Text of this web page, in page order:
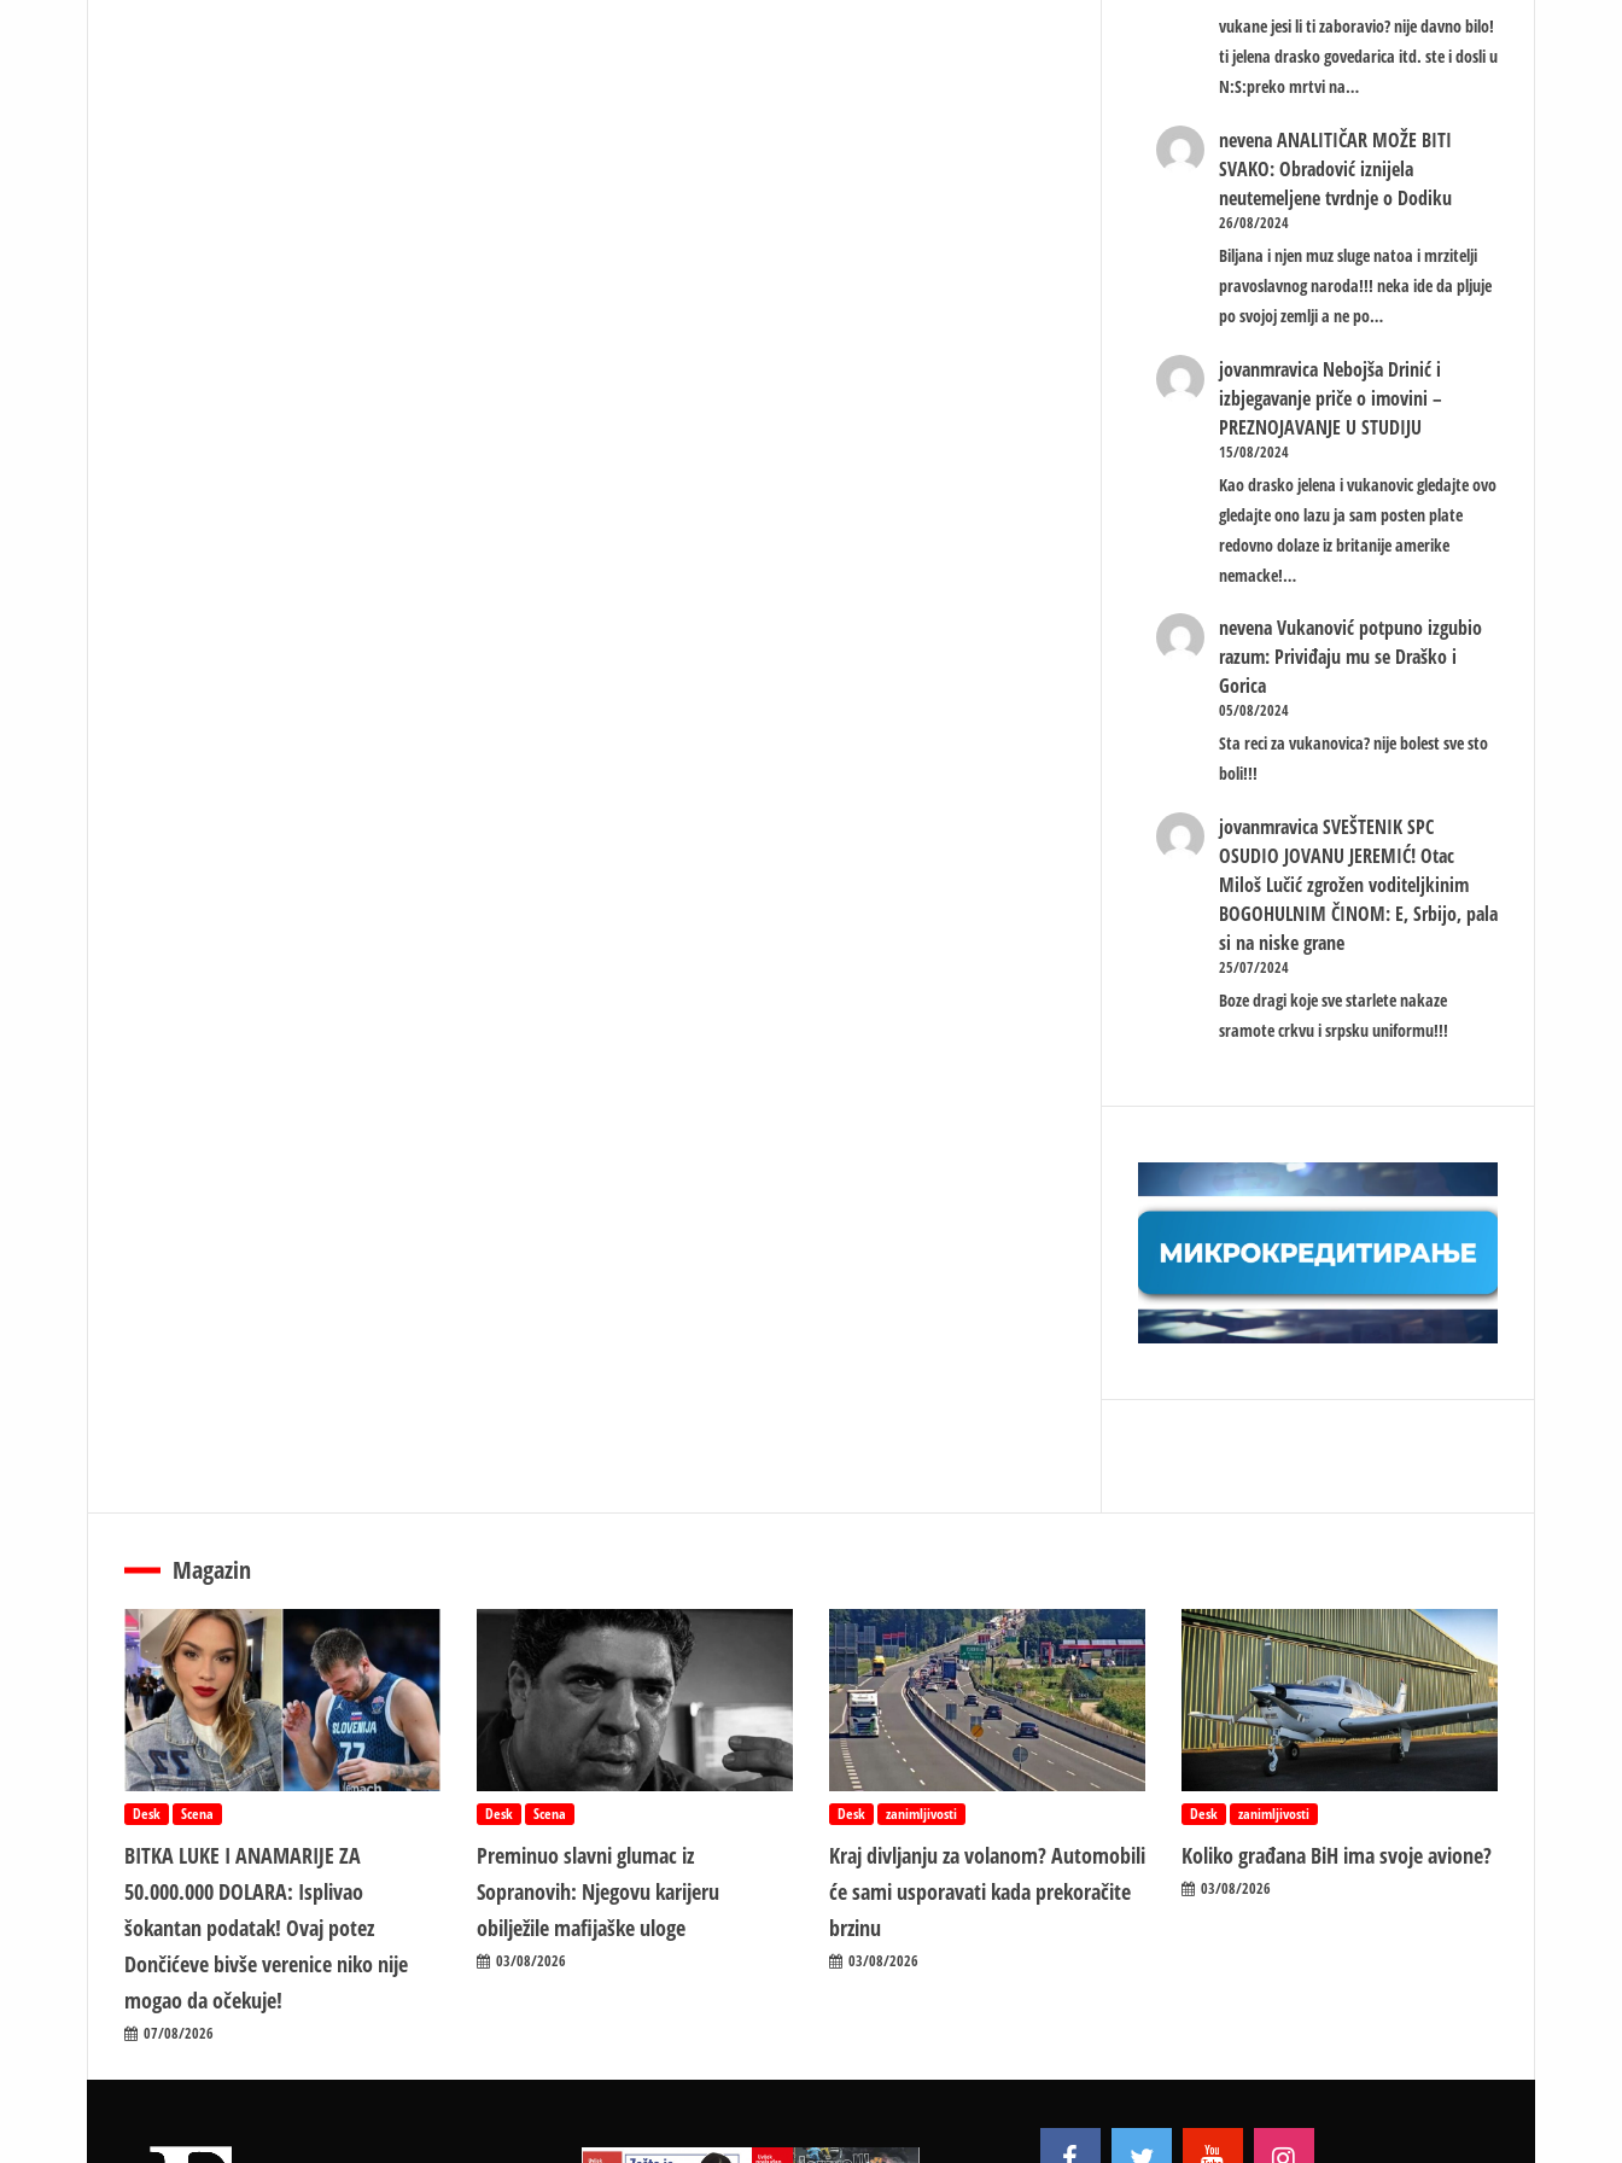
vukane jesi li ti zaboravio? nije davno bilo!
ti jelena drasko govedarica itd. ste i dosli u
N:S:preko mrtvi na…
nevena ANALITIČAR MOŽE BITI
SVAKO: Obradović iznijela
neutemeljene tvrdnje o Dodiku
26/08/2024
Biljana i njen muz sluge natoa i mrzitelji
pravoslavnog naroda!!! neka ide da pljuje
po svojoj zemlji a ne po…
jovanmravica Nebojša Drinić i
izbjegavanje priče o imovini –
PREZNOJAVANJE U STUDIJU
15/08/2024
Kao drasko jelena i vukanovic gledajte ovo
gledajte ono lazu ja sam posten plate
redovno dolaze iz britanije amerike
nemacke!…
nevena Vukanović potpuno izgubio
razum: Priviđaju mu se Draško i
Gorica
05/08/2024
Sta reci za vukanovica? nije bolest sve sto
boli!!!
jovanmravica SVEŠTENIK SPC
OSUDIO JOVANU JEREMIĆ! Otac
Miloš Lučić zgrožen voditeljkinim
BOGOHULNIM ČINOM: E, Srbijo, pala
si na niske grane
25/07/2024
Boze dragi koje sve starlete nakaze
sramote crkvu i srpsku uniformu!!!
Magazin
Desk Scena
BITKA LUKE I ANAMARIJE ZA
50.000.000 DOLARA: Isplivao
šokantan podatak! Ovaj potez
Dončićeve bivše verenice niko nije
mogao da očekuje!
07/08/2026
Desk Scena
Preminuo slavni glumac iz
Sopranovih: Njegovu karijeru
obilježile mafijaške uloge
03/08/2026
Desk zanimljivosti
Kraj divljanju za volanom? Automobili
će sami usporavati kada prekoračite
brzinu
03/08/2026
Desk zanimljivosti
Koliko građana BiH ima svoje avione?
03/08/2026